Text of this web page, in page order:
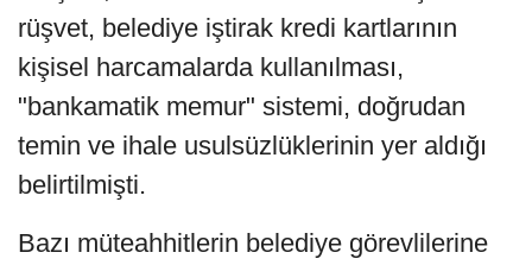
rüşvet, belediye iştirak kredi kartlarının
kişisel harcamalarda kullanılması,
"bankamatik memur" sistemi, doğrudan
temin ve ihale usulsüzlüklerinin yer aldığı
belirtilmişti.
Bazı müteahhitlerin belediye görevlilerine